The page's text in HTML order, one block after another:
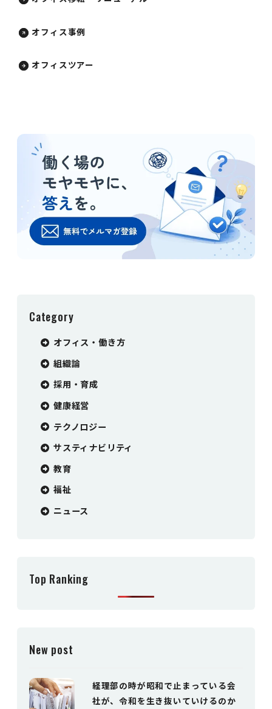
オフィス事例
オフィスツアー
Category
オフィス・働き方
組織論
採用・育成
健康経営
テクノロジー
サスティナビリティ
教育
福祉
ニュース
Top Ranking
New post
経理部の時が昭和で止まっている会
社が、令和を生き抜いていけるのか